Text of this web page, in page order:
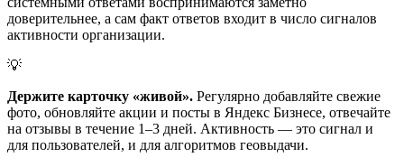
доверительнее, а сам факт ответов входит в число сигналов
активности организации.
💡
Держите карточку «живой». Регулярно добавляйте свежие
фото, обновляйте акции и посты в Яндекс Бизнесе, отвечайте
на отзывы в течение 1–3 дней. Активность — это сигнал и
для пользователей, и для алгоритмов геовыдачи.